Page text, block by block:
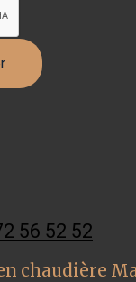
56 52 52
chaudière